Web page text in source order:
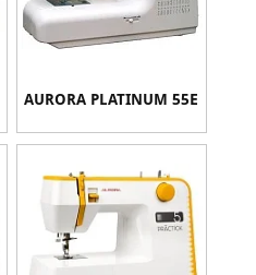
AURORA PLATINUM 55E